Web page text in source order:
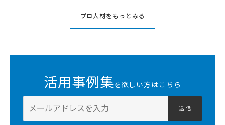
プロ人材をもっとみる
活用事例集を欲しい方はこちら
送 信